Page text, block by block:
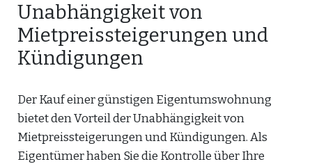
Unabhängigkeit von
Mietpreissteigerungen und
Kündigungen
Der Kauf einer günstigen Eigentumswohnung
bietet den Vorteil der Unabhängigkeit von
Mietpreissteigerungen und Kündigungen. Als
Eigentümer haben Sie die Kontrolle über Ihre